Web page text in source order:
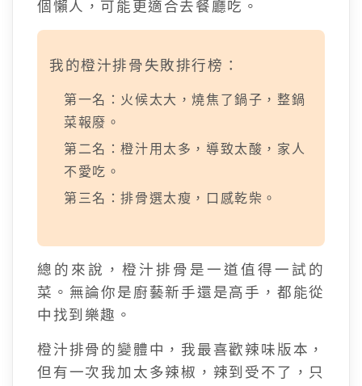
個懶人，可能更適合去餐廳吃。
我的橙汁排骨失敗排行榜：
第一名：火候太大，燒焦了鍋子，整鍋
菜報廢。
第二名：橙汁用太多，導致太酸，家人
不愛吃。
第三名：排骨選太瘦，口感乾柴。
總的來說，橙汁排骨是一道值得一試的
菜。無論你是廚藝新手還是高手，都能從
中找到樂趣。
橙汁排骨的變體中，我最喜歡辣味版本，
但有一次我加太多辣椒，辣到受不了，只